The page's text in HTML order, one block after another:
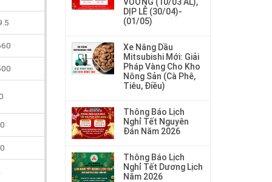
DỊP LỄ (30/04)-
(01/05)
Xe Nâng Dầu
Mitsubishi Mới: Giải
Pháp Vàng Cho Kho
Nông Sản (Cà Phê,
Tiêu, Điều)
Thông Báo Lịch
Nghỉ Tết Nguyên
Đán Năm 2026
Thông Báo Lịch
Nghỉ Tết Dương Lịch
Năm 2026